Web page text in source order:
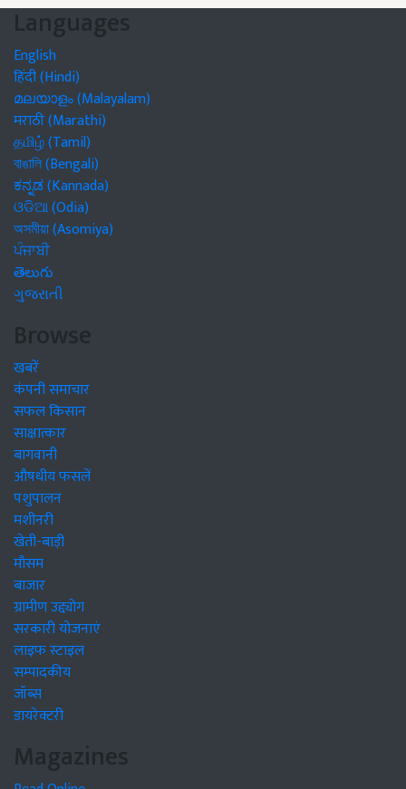
Languages
English
हिंदी (Hindi)
മലയാളം (Malayalam)
मराठी (Marathi)
தமிழ் (Tamil)
বাঙালি (Bengali)
ಕನ್ನಡ (Kannada)
ଓଡିଆ (Odia)
অসমীয়া (Asomiya)
ਪੰਜਾਬੀ
తెలుగు
ગુજરાતી
Browse
खबरें
कंपनी समाचार
सफल किसान
साक्षात्कार
बागवानी
औषधीय फसलें
पशुपालन
मशीनरी
खेती-बाड़ी
मौसम
बाजार
ग्रामीण उद्द्योग
सरकारी योजनाएं
लाइफ स्टाइल
सम्पादकीय
जॉब्स
डायरेक्टरी
Magazines